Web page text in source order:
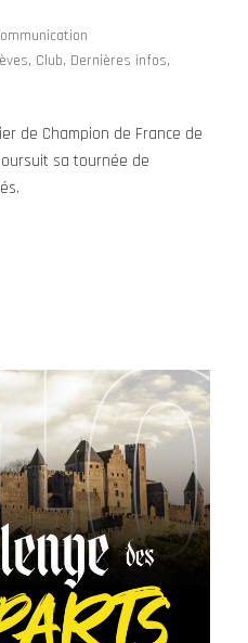
, Club, Dernières infos,
de Champion de France de
sa tournée de